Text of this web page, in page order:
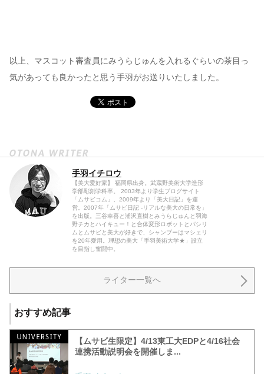
以上、マスコット審査員にみうらじゅんを入れるぐらいの茶目っ
気があっても良かったと思う手羽がお送りいたしました。
手羽イチロウ
【美大愛好家】 福岡県出身。武蔵野美術大学造形
学部彫刻学科卒。 2003年より学生ブログサイト
「ムサビコム」、2009年より「美大日記」を運
営。2007年「ムサビ日記 -リアルな美大の日常を」
を出版。三谷幸喜と浦沢直樹とみうらじゅんと羽海
野チカとハイキュー！と合体変形ロボットとパシリ
ムとムサビと美大が好きで、シャンプーはマシェリ
を20年愛用。理想の美大「手羽美術大学★」設立
を目指し奮闘中。
ライター一覧へ
おすすめ記事
【ムサビ生限定】4/13東工大EDPと4/16社会
連携活動説明会を開催しま...